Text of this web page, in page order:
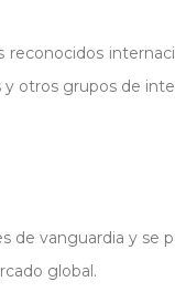
reconocidos
otros grupos de
vanguardia y se
global.